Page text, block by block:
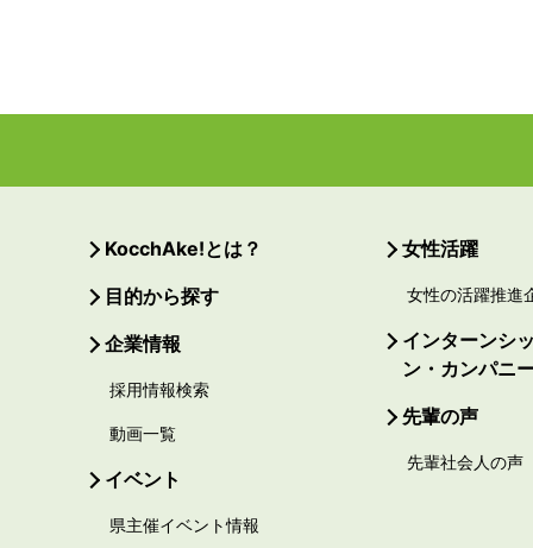
KocchAke!とは？
目的から探す
企業情報
採用情報検索
動画一覧
イベント
県主催イベント情報
女性活躍
女性の活躍推進
インターンシ
ン・カンパニ
先輩の声
先輩社会人の声